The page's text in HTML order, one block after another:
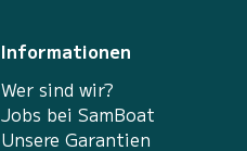
Informationen
Wer sind wir?
Jobs bei SamBoat
Unsere Garantien